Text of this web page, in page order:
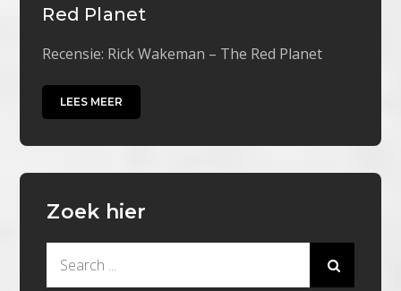
Red Planet
Recensie: Rick Wakeman – The Red Planet
LEES MEER
Zoek hier